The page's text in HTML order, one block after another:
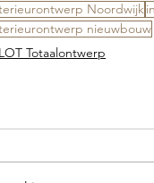
Noordwijk
nieuwbouw
Totaalontwerp